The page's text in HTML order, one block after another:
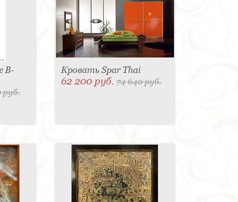
B-
руб.
Кровать Spar Thai
62 200 руб.74 640 руб.